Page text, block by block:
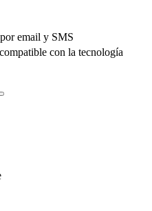
email y SMS
con la tecnología